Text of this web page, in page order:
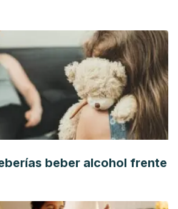
beber alcohol frente